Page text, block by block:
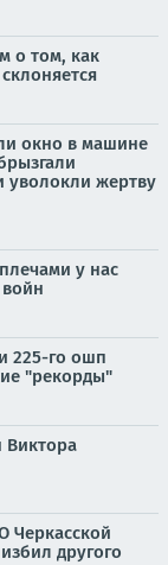
о том, как
окно в машине
жертву
у нас
225-го ошп
"рекорды"
Виктора
Черкасской
другого